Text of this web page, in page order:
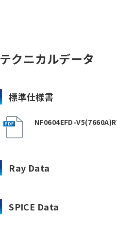
テクニカルデータ
標準仕様書
NF0604EFD-
Ray Data
SPICE Data